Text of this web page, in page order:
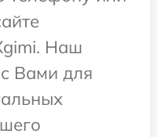
Наш
Вами для